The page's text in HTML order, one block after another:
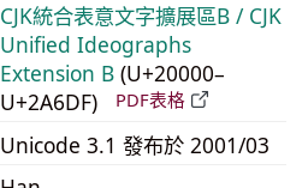
CJK統合表意文字擴展區B / CJK
Unified Ideographs
Extension B (U+20000–
U+2A6DF)
PDF表格
Unicode 3.1 發布於 2001/03